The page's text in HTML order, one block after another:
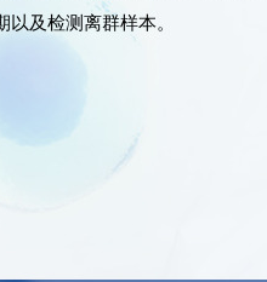
及检测离群样本。